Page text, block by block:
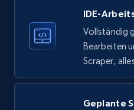
3.5K+
business account, Is
IDE-
Vollständig
Bearbeiten
Scraper,
Geplante